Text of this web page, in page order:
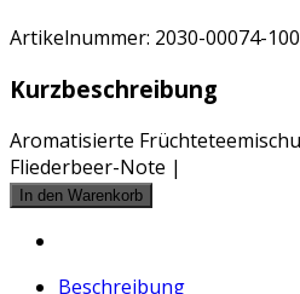
Artikelnummer: 2030-00074-
Kurzbeschreibung
Aromatisierte
Fliederbeer-Note |
Beschreibung